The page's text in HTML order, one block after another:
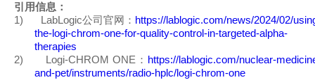
引用信息：
1)
LabLogic公司官网： https://lablogic.com/news/2024/02/
the-logi-chrom-one-for-quality-control-in-targeted-alpha-
therapies
2)
Logi-CHROM ONE ： https://lablogic.com/nuclear-
and-pet/instruments/radio-hplc/logi-chrom-one